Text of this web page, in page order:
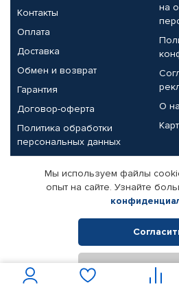
Контакты
Оплата
Доставка
Обмен и возврат
Гарантия
Договор-оферта
Политика обработки
персональных данных
на
О
Партнерам
Корпоративным клиентам
Поставщикам
© КАМАЗ ЦЕНТР ДОНЕЦК, 2015-2026.
Интернет-магазин автомобильных
Мы используем файлы
опыт на сайте. Узнайте